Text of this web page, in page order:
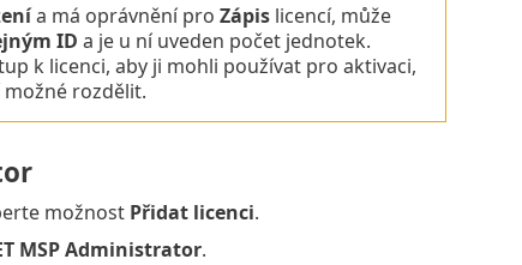
a má oprávnění pro Zápislicencí, může
ID a je u ní uveden počet jednotek.
k licenci, aby ji mohli používat pro aktivaci,
rozdělit.
možnost Přidat licenci.
MSP Administrator.